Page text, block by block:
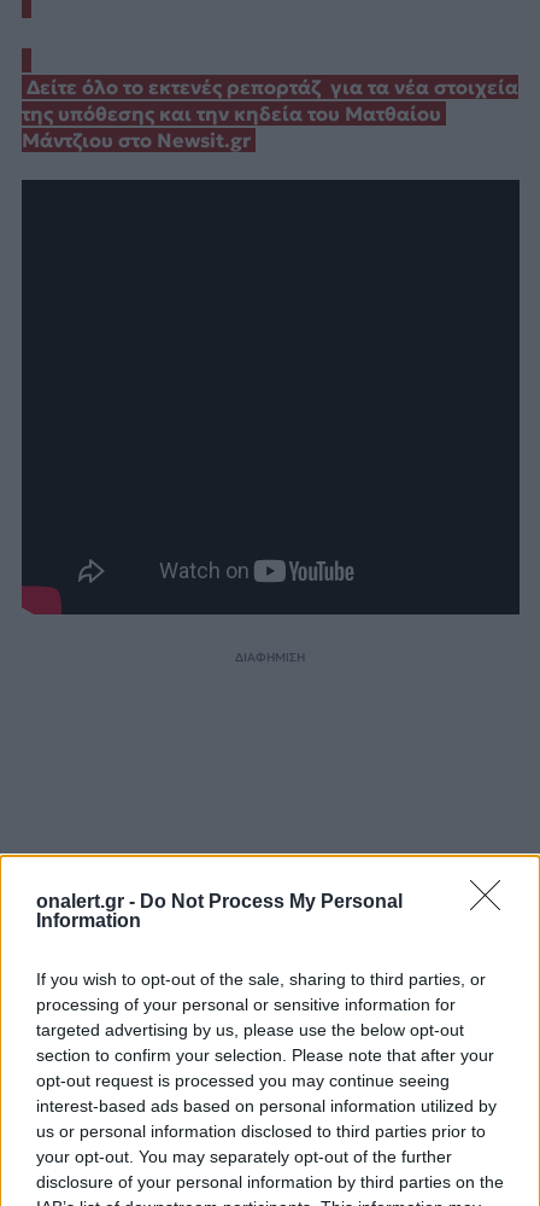
onalert.gr - Do Not Process My Personal
Information
If you wish to opt-out of the sale, sharing to third parties, or
processing of your personal or sensitive information for
targeted advertising by us, please use the below opt-out
section to confirm your selection. Please note that after your
opt-out request is processed you may continue seeing
interest-based ads based on personal information utilized by
us or personal information disclosed to third parties prior to
your opt-out. You may separately opt-out of the further
disclosure of your personal information by third parties on the
Δείτε όλο το εκτενές ρεπορτάζ για τα νέα στοιχεία
της υπόθεσης και την κηδεία του Ματθαίου
Μάντζιου στο Newsit.gr
ΔΙΑΦΗΜΙΣΗ
Ακολουθήστε το onalert.gr στοGoogle
News και μάθετε πρώτοι όλες τις ειδήσεις
για την άμυνα.
ΔΥΣΤΥΧΗΜΑ ΠΥΡΟΣΒΕΣΤΗΣ